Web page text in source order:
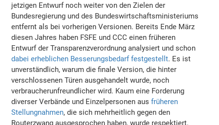
jetzigen Entwurf noch weiter von den Zielen der
Bundesregierung und des Bundeswirtschaftsministeriums
entfernt als bei vorherigen Versionen. Bereits Ende März
diesen Jahres haben FSFE und CCC einen früheren
Entwurf der Transparenzverordnung analysiert und schon
dabei erheblichen Besserungsbedarf festgestellt. Es ist
unverständlich, warum die finale Version, die hinter
verschlossenen Türen ausgehandelt wurde, noch
verbraucherunfreundlicher wird. Kaum eine Forderung
diverser Verbände und Einzelpersonen ausfrüheren
Stellungnahmen, die sich mehrheitlich gegen den
Routerzwang ausgesprochen haben, wurde respektiert.